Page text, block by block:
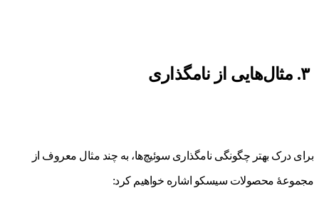
۳. مثال‌هایی از نامگذاری
برای درک بهتر چگونگی نامگذاری سوئیچ‌ها، به چند مثال معروف از
مجموعۀ محصولات سیسکو اشاره خواهیم کرد: